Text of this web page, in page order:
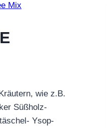
Mix
wie z.B.
Süßholz-
Ysop-